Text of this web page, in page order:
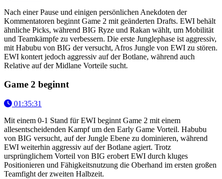
Nach einer Pause und einigen persönlichen Anekdoten der
Kommentatoren beginnt Game 2 mit geänderten Drafts. EWI behält
ähnliche Picks, während BIG Ryze und Rakan wählt, um Mobilität
und Teamkämpfe zu verbessern. Die erste Junglephase ist aggressiv,
mit Habubu von BIG der versucht, Afros Jungle von EWI zu stören.
EWI kontert jedoch aggressiv auf der Botlane, während auch
Relative auf der Midlane Vorteile sucht.
Game 2 beginnt
01:35:31
Mit einem 0-1 Stand für EWI beginnt Game 2 mit einem
allesentscheidenden Kampf um den Early Game Vorteil. Habubu
von BIG versucht, auf der Jungle Ebene zu dominieren, während
EWI weiterhin aggressiv auf der Botlane agiert. Trotz
ursprünglichem Vorteil von BIG erobert EWI durch kluges
Positionieren und Fähigkeitsnutzung die Oberhand im ersten großen
Teamfight der zweiten Halbzeit.